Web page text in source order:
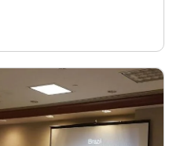
no tratamento
pacientes operados